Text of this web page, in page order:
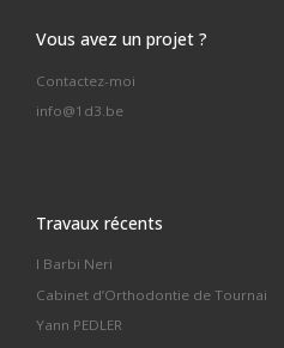
Vous avez un projet ?
Contactez-moi
info@1d3.be
Travaux récents
I Barbi Neri
Cabinet d’Orthodontie de Tournai
Yann PEDLER